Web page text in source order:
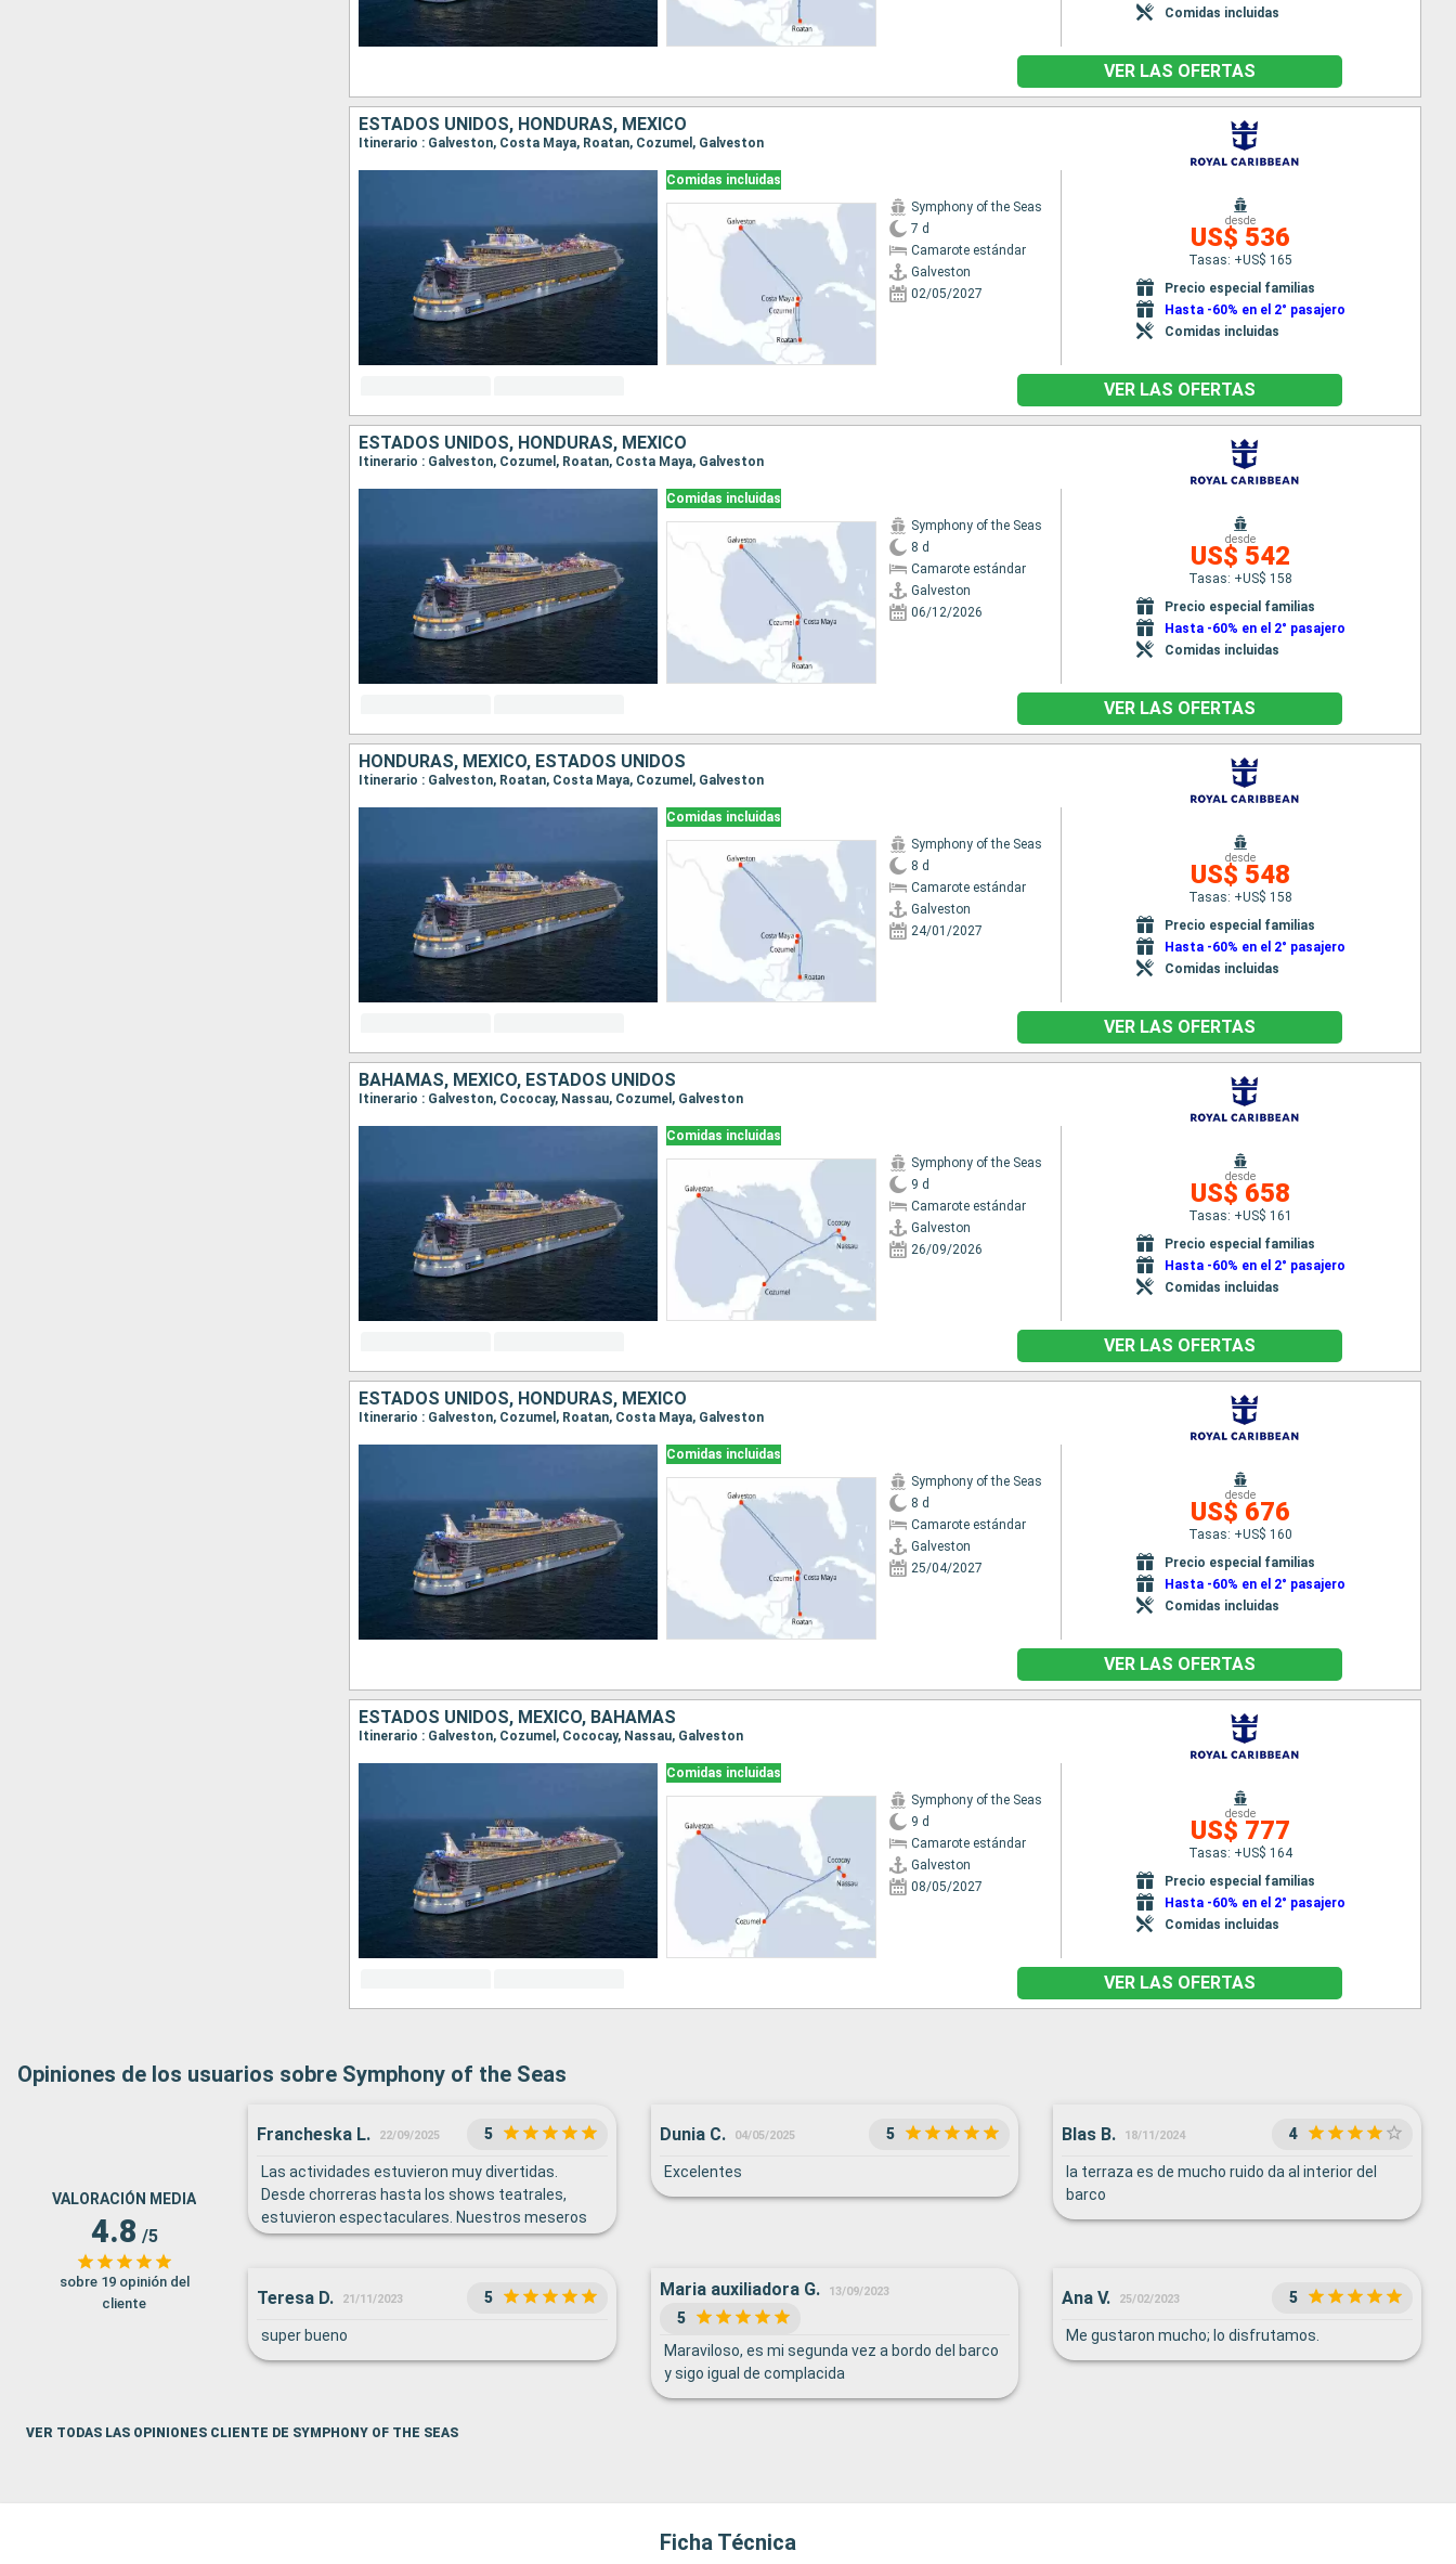
Comidas incluidas
VER LAS OFERTAS
ESTADOS UNIDOS, HONDURAS, MÉXICO
Itinerario : Galveston, Costa Maya, Roatan, Cozumel, Galveston
Comidas incluidas
Symphony of the Seas
7 d
Camarote estándar
Galveston
02/05/2027
desde
US$ 536
Tasas: +US$ 165
Precio especial familias
Hasta -60% en el 2° pasajero
Comidas incluidas
VER LAS OFERTAS
ESTADOS UNIDOS, HONDURAS, MÉXICO
Itinerario : Galveston, Cozumel, Roatan, Costa Maya, Galveston
Comidas incluidas
Symphony of the Seas
8 d
Camarote estándar
Galveston
06/12/2026
desde
US$ 542
Tasas: +US$ 158
Precio especial familias
Hasta -60% en el 2° pasajero
Comidas incluidas
VER LAS OFERTAS
HONDURAS, MÉXICO, ESTADOS UNIDOS
Itinerario : Galveston, Roatan, Costa Maya, Cozumel, Galveston
Comidas incluidas
Symphony of the Seas
8 d
Camarote estándar
Galveston
24/01/2027
desde
US$ 548
Tasas: +US$ 158
Precio especial familias
Hasta -60% en el 2° pasajero
Comidas incluidas
VER LAS OFERTAS
BAHAMAS, MÉXICO, ESTADOS UNIDOS
Itinerario : Galveston, Cococay, Nassau, Cozumel, Galveston
Comidas incluidas
Symphony of the Seas
9 d
Camarote estándar
Galveston
26/09/2026
desde
US$ 658
Tasas: +US$ 161
Precio especial familias
Hasta -60% en el 2° pasajero
Comidas incluidas
VER LAS OFERTAS
ESTADOS UNIDOS, HONDURAS, MÉXICO
Itinerario : Galveston, Cozumel, Roatan, Costa Maya, Galveston
Comidas incluidas
Symphony of the Seas
8 d
Camarote estándar
Galveston
25/04/2027
desde
US$ 676
Tasas: +US$ 160
Precio especial familias
Hasta -60% en el 2° pasajero
Comidas incluidas
VER LAS OFERTAS
ESTADOS UNIDOS, MÉXICO, BAHAMAS
Itinerario : Galveston, Cozumel, Cococay, Nassau, Galveston
Comidas incluidas
Symphony of the Seas
9 d
Camarote estándar
Galveston
08/05/2027
desde
US$ 777
Tasas: +US$ 164
Precio especial familias
Hasta -60% en el 2° pasajero
Comidas incluidas
VER LAS OFERTAS
Opiniones de los usuarios sobre Symphony of the Seas
VALORACIÓN MEDIA
4.8 /5
sobre 19 opinión del
cliente
Francheska L. 22/09/2025 5
Las actividades estuvieron muy divertidas.
Desde chorreras hasta los shows teatrales,
estuvieron espectaculares. Nuestros meseros
en el main dining room estuvieron excelentes, asi
parada en Florida no nos llamo mucho la
atencion, asi que nos quedamos en el barco ese
dia. Disfrutamos las paradas en Nassau y
Dunia C. 04/05/2025 5
Excelentes
Blas B. 18/11/2024 4
la terraza es de mucho ruido da al interior del
barco
Teresa D. 21/11/2023 5
super bueno
Maria auxiliadora G. 13/09/2023
5
Maraviloso, es mi segunda vez a bordo del barco
y sigo igual de complacida
Ana V. 25/02/2023 5
Me gustaron mucho; lo disfrutamos.
VER TODAS LAS OPINIONES CLIENTE DE SYMPHONY OF THE SEAS
Ficha Técnica